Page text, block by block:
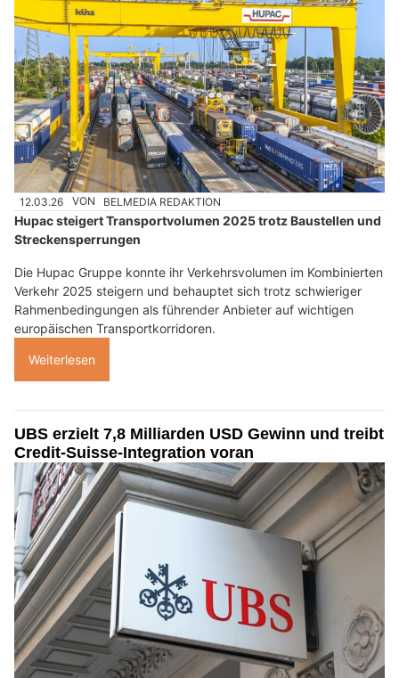
12.03.26 VON BELMEDIA REDAKTION
Hupac steigert Transportvolumen 2025 trotz Baustellen und
Streckensperrungen
Die Hupac Gruppe konnte ihr Verkehrsvolumen im Kombinierten
Verkehr 2025 steigern und behauptet sich trotz schwieriger
Rahmenbedingungen als führender Anbieter auf wichtigen
europäischen Transportkorridoren.
Weiterlesen
UBS erzielt 7,8 Milliarden USD Gewinn und treibt
Credit-Suisse-Integration voran